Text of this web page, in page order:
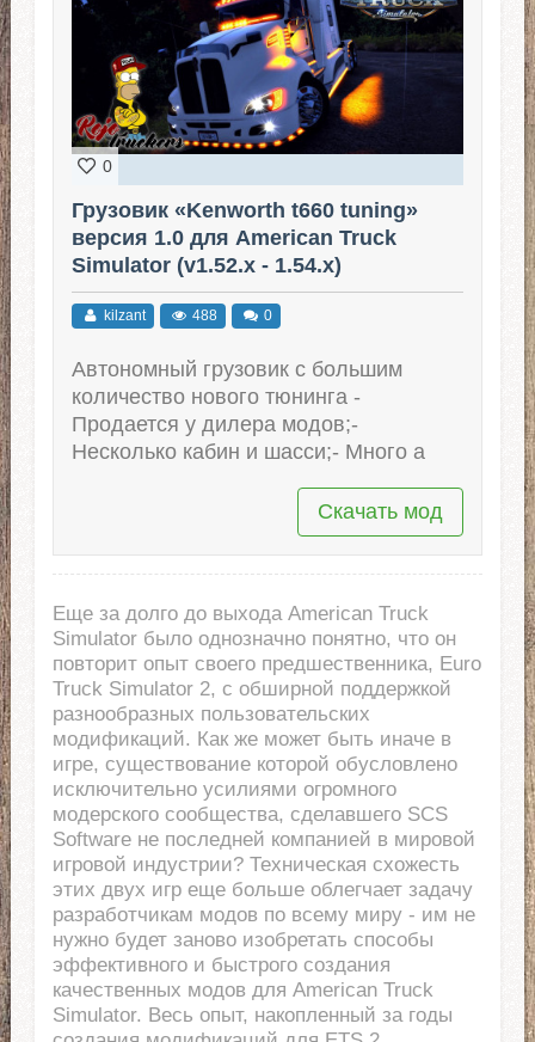
0
Грузовик «Kenworth t660 tuning»
версия 1.0 для American Truck
Simulator (v1.52.x - 1.54.x)
kilzant 488 0
Автономный грузовик с большим
количество нового тюнинга -
Продается у дилера модов;-
Несколько кабин и шасси;- Много а
Скачать мод
Еще за долго до выхода American Truck
Simulator было однозначно понятно, что он
повторит опыт своего предшественника, Euro
Truck Simulator 2, с обширной поддержкой
разнообразных пользовательских
модификаций. Как же может быть иначе в
игре, существование которой обусловлено
исключительно усилиями огромного
модерского сообщества, сделавшего SCS
Software не последней компанией в мировой
игровой индустрии? Техническая схожесть
этих двух игр еще больше облегчает задачу
разработчикам модов по всему миру - им не
нужно будет заново изобретать способы
эффективного и быстрого создания
качественных модов для American Truck
Simulator. Весь опыт, накопленный за годы